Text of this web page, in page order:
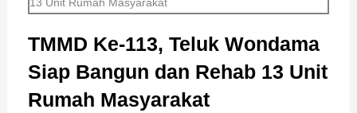
TMMD Ke-113, Teluk Wondama
Siap Bangun dan Rehab 13 Unit
Rumah Masyarakat